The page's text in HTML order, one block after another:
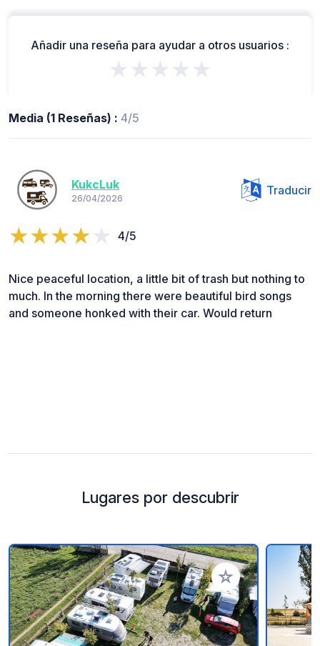
Añadir una reseña para ayudar a otros usuarios :
★★★★★
Media (1 Reseñas) : 4/5
KukcLuk
26/04/2026
Traducir
4/5
Nice peaceful location, a little bit of trash but nothing to
much. In the morning there were beautiful bird songs
and someone honked with their car. Would return
Lugares por descubrir
Añadir a tus